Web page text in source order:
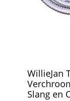
WillieJan
Slang en